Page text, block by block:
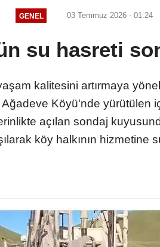
GENEL 03 Temmuz 2026 - 01:24
su hasreti
kalitesini artırmaya
Köyü'nde yürütülen
açılan sondaj
köy halkının hizmetine